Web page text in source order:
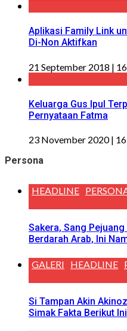
Aplikasi Family Link
Di-Non Aktifkan
21 September 2018 |
Keluarga Gus Ipul
Pernyataan Fatma
23 November 2020 |
Persona
HEADLINE
Sakera, Sang
Berdarah Arab, Ini
GALERI HEADLINE
Si Tampan Akin
Simak Fakta Berikut Ini